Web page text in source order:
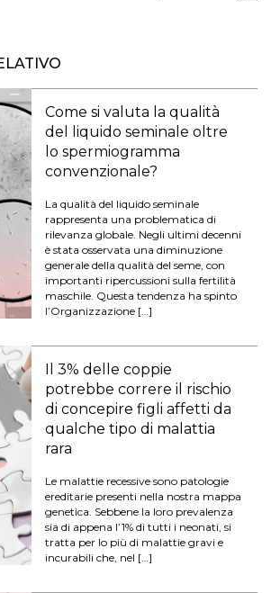
Come si valuta la qualità
del liquido seminale oltre
lo spermiogramma
convenzionale?
La qualità del liquido seminale
rappresenta una problematica di
rilevanza globale. Negli ultimi decenni
è stata osservata una diminuzione
generale della qualità del seme, con
importanti ripercussioni sulla fertilità
maschile. Questa tendenza ha spinto
l’Organizzazione […]
Il 3% delle coppie
potrebbe correre il rischio
di concepire figli affetti da
qualche tipo di malattia
rara
Le malattie recessive sono patologie
ereditarie presenti nella nostra mappa
genetica. Sebbene la loro prevalenza
sia di appena l’1% di tutti i neonati, si
tratta per lo più di malattie gravi e
incurabili che, nel […]